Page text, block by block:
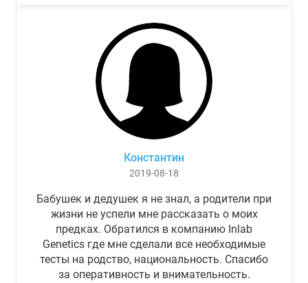
Константин
2019-08-18
Бабушек и дедушек я не знал, а родители при
жизни не успели мне рассказать о моих
предках. Обратился в компанию Inlab
Genetics где мне сделали все необходимые
тесты на родство, национальность. Спасибо
за оперативность и внимательность.